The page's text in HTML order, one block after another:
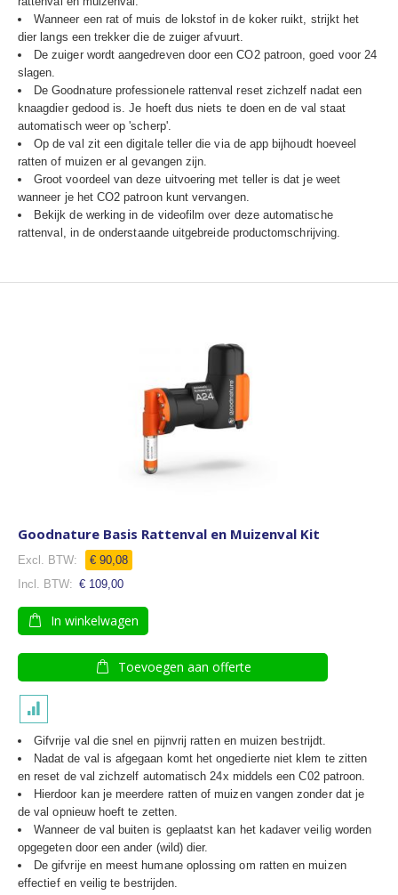
Wanneer een rat of muis de lokstof in de koker ruikt, strijkt het
dier langs een trekker die de zuiger afvuurt.
De zuiger wordt aangedreven door een CO2 patroon, goed voor 24
slagen.
De Goodnature professionele rattenval reset zichzelf nadat een
knaagdier gedood is. Je hoeft dus niets te doen en de val staat
automatisch weer op 'scherp'.
Op de val zit een digitale teller die via de app bijhoudt hoeveel
ratten of muizen er al gevangen zijn.
Groot voordeel van deze uitvoering met teller is dat je weet
wanneer je het CO2 patroon kunt vervangen.
Bekijk de werking in de videofilm over deze automatische
rattenval, in de onderstaande uitgebreide productomschrijving.
Goodnature Basis Rattenval en Muizenval Kit
€ 90,08
€ 109,00
In winkelwagen
Toevoegen aan offerte
Gifvrije val die snel en pijnvrij ratten en muizen bestrijdt.
Nadat de val is afgegaan komt het ongedierte niet klem te zitten
en reset de val zichzelf automatisch 24x middels een C02 patroon.
Hierdoor kan je meerdere ratten of muizen vangen zonder dat je
de val opnieuw hoeft te zetten.
Wanneer de val buiten is geplaatst kan het kadaver veilig worden
opgegeten door een ander (wild) dier.
De gifvrije en meest humane oplossing om ratten en muizen
effectief en veilig te bestrijden.